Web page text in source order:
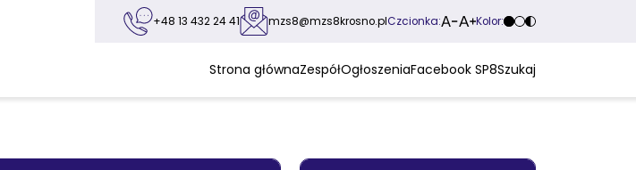
+48 13 432 24 41 mzs8@mzs8krosno.plCzcionka: Kolor:
Strona głównaZespółOgłoszeniaFacebook SP8Szukaj